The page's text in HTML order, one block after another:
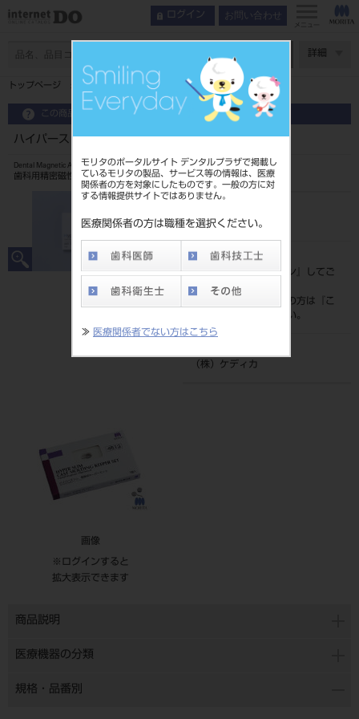
モリタのポータルサイト デンタルプラザで掲載し
ているモリタの製品、サービス等の情報は、医療
関係者の方を対象にしたものです。一般の方に対
する情報提供サイトではありません。
医療関係者の方は職種を選択ください。
≫ 医療関係者でない方はこちら
ログイン お問い合わせ
メニュー
詳細
トップページ ハイパースリム 鋳接用 キーパーセット 48-55
この商品に関するお問い合わせ
ハイパースリム 鋳接用 キーパーセット 48-55
Dental Magnetic Attachment
歯科用精密磁性アタッチメント
202350102
標準価格
ログイン
』してご
覧ください。
ネット会員登録がまだの方は『
こ
』より登録ください。
（株）ケディカ
画像
※ログインすると
拡大表示できます
商品説明
医療機器の分類
規格・品番別